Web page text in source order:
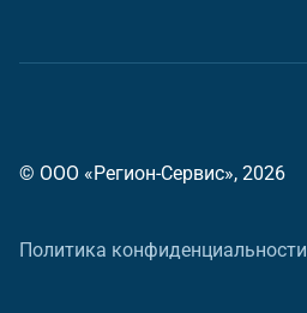
© ООО «Регион-Сервис», 2026
Политика конфиденциальности